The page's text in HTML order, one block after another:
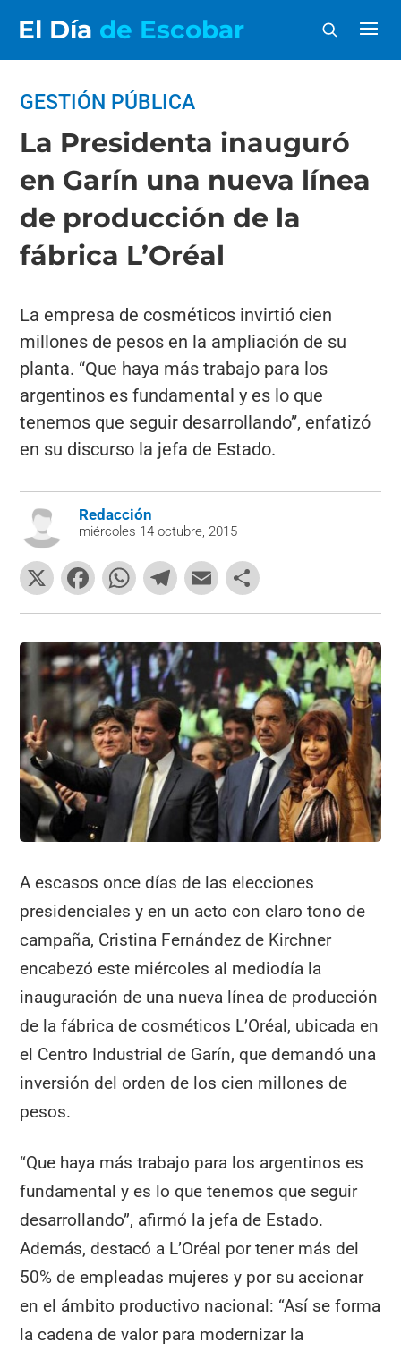
El Día de Escobar
GESTIÓN PÚBLICA
La Presidenta inauguró
en Garín una nueva línea
de producción de la
fábrica L’Oréal
La empresa de cosméticos invirtió cien
millones de pesos en la ampliación de su
planta. “Que haya más trabajo para los
argentinos es fundamental y es lo que
tenemos que seguir desarrollando”, enfatizó
en su discurso la jefa de Estado.
Redacción
miércoles 14 octubre, 2015
X
F
a
c
e
b
o
o
k
W
h
at
s
A
p
p
T
el
e
gr
a
m
E
m
ai
l
o
m
p
ar
tir
A escasos once días de las elecciones
presidenciales y en un acto con claro tono de
campaña, Cristina Fernández de Kirchner
encabezó este miércoles al mediodía la
inauguración de una nueva línea de producción
de la fábrica de cosméticos L’Oréal, ubicada en
el Centro Industrial de Garín, que demandó una
inversión del orden de los cien millones de
pesos.
“Que haya más trabajo para los argentinos es
fundamental y es lo que tenemos que seguir
desarrollando”, afirmó la jefa de Estado.
Además, destacó a L’Oréal por tener más del
50% de empleadas mujeres y por su accionar
en el ámbito productivo nacional: “Así se forma
la cadena de valor para modernizar la